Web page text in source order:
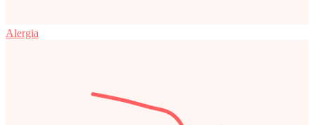
Alergia